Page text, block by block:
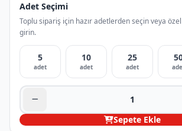
Adet Seçimi
Toplu sipariş için hazır adetlerden seçin veya
girin.
5
adet
10
adet
25
adet
Sepete Ekle